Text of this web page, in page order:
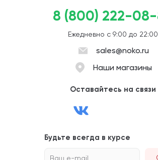
8 (800) 222-
Ежедневно с 9:00 до 22:00
sales@noko.ru
Наши магазины
Оставайтесь на связи
Будьте всегда в курсе
Ваш e-mail